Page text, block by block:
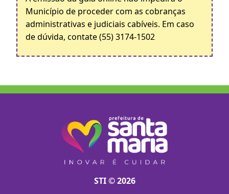
Município de proceder com as cobranças
administrativas e judiciais cabíveis. Em caso
de dúvida, contate (55) 3174-1502
STI © 2026